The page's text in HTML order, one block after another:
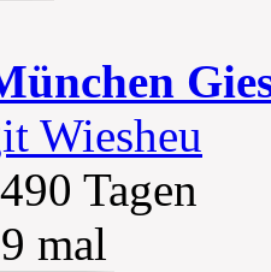
Wiesheu
Tagen
mal